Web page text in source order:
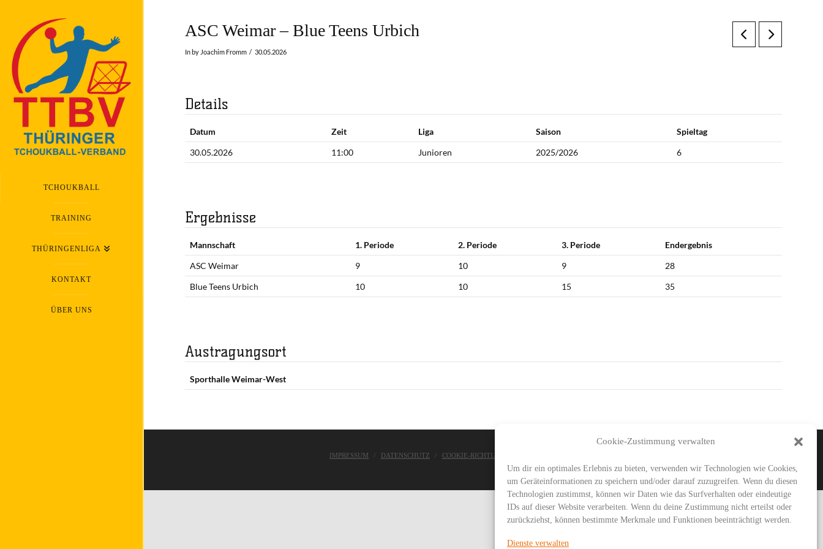
Cookie-Zustimmung verwalten
Um dir ein optimales Erlebnis zu bieten, verwenden wir Technologien wie Cookies,
um Geräteinformationen zu speichern und/oder darauf zuzugreifen. Wenn du diesen
Technologien zustimmst, können wir Daten wie das Surfverhalten oder eindeutige
IDs auf dieser Website verarbeiten. Wenn du deine Zustimmung nicht erteilst oder
zurückziehst, können bestimmte Merkmale und Funktionen beeinträchtigt werden.
Dienste verwalten
TCHOUKBALL
TRAINING
THÜRINGENLIGA
KONTAKT
ÜBER UNS
ASC Weimar – Blue Teens Urbich
In by Joachim Fromm 30.05.2026
Details
Datum Zeit Liga Saison
Spieltag
30.05.2026
11:00 Junioren 2025/2026 6
Ergebnisse
Mannschaft 1. Periode 2. Periode 3. Periode
Endergebnis
ASC Weimar
9 10 9
28
Blue Teens Urbich
10 10 15 35
Austragungsort
Sporthalle Weimar-West
IMPRESSUM DATENSCHUTZ COOKIE-RICHTLINIE